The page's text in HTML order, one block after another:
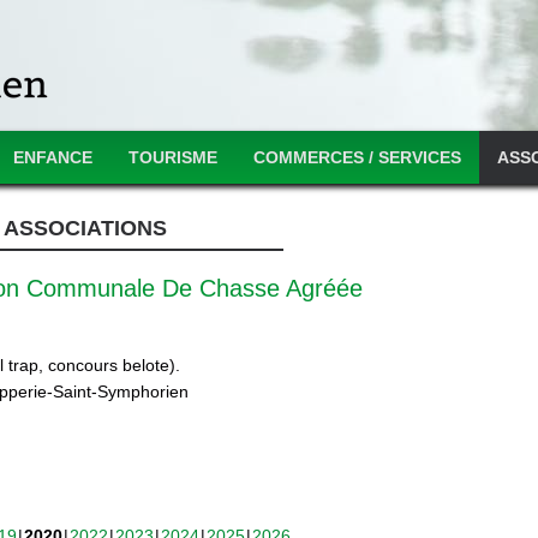
ENFANCE TOURISME COMMERCES / SERVICES
ASSOCIATIONS
Communale De Chasse Agréée
concours belote).
Saint-Symphorien